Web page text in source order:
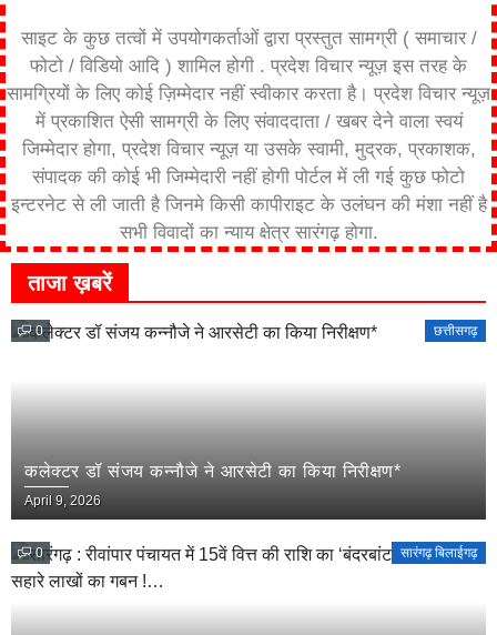
साइट के कुछ तत्वों में उपयोगकर्ताओं द्वारा प्रस्तुत सामग्री ( समाचार /
फोटो / विडियो आदि ) शामिल होगी . प्रदेश विचार न्यूज़ इस तरह के
सामग्रियों के लिए कोई ज़िम्मेदार नहीं स्वीकार करता है। प्रदेश विचार न्यूज़
में प्रकाशित ऐसी सामग्री के लिए संवाददाता / खबर देने वाला स्वयं
जिम्मेदार होगा, प्रदेश विचार न्यूज़ या उसके स्वामी, मुद्रक, प्रकाशक,
संपादक की कोई भी जिम्मेदारी नहीं होगी पोर्टल में ली गई कुछ फोटो
इन्टरनेट से ली जाती है जिनमे किसी कापीराइट के उलंघन की मंशा नहीं है
सभी विवादों का न्याय क्षेत्र सारंगढ़ होगा.
ताजा ख़बरें
0 छत्तीसगढ़
कलेक्टर डॉ संजय कन्नौजे ने आरसेटी का किया निरीक्षण*
April 9, 2026
0 सारंगढ़ बिलाईगढ़